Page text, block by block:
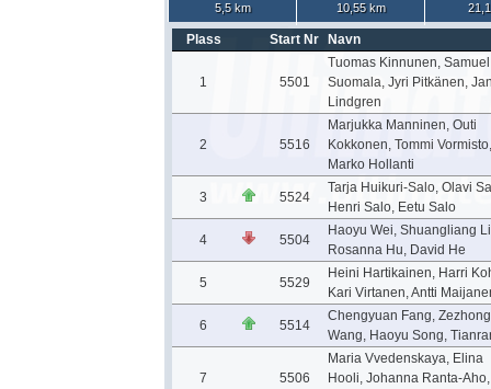
5,5 km
10,55 km
Plass Start Nr Navn
1 5501
Tuomas Kinnunen, Samuel
Suomala, Jyri Pitkänen,
Lindgren
2 5516
Marjukka Manninen, Outi
Kokkonen, Tommi Vormisto,
Marko Hollanti
3 5524
Tarja Huikuri-Salo, Olavi
Henri Salo, Eetu Salo
4 5504
Haoyu Wei, Shuangliang
Rosanna Hu, David He
5 5529
Heini Hartikainen, Harri
Kari Virtanen, Antti
6 5514
Chengyuan Fang, Zezhong
Wang, Haoyu Song,
7 5506
Maria Vvedenskaya, Elina
Hooli, Johanna Ranta-Aho,